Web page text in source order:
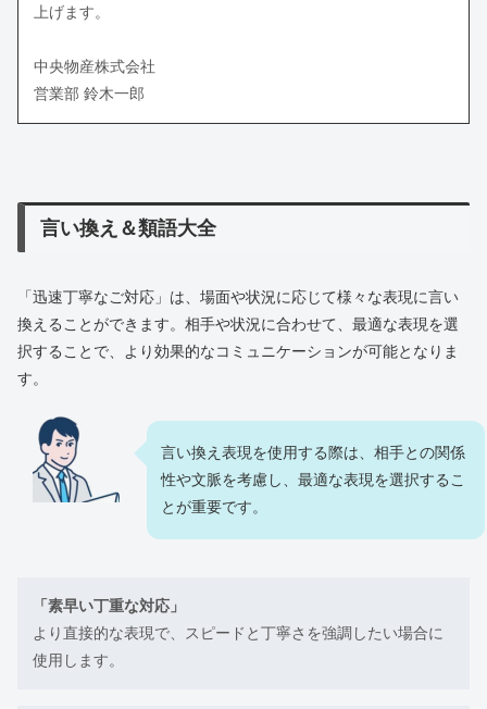
上げます。
中央物産株式会社
営業部 鈴木一郎
言い換え＆類語大全
「迅速丁寧なご対応」は、場面や状況に応じて様々な表現に言い
換えることができます。相手や状況に合わせて、最適な表現を選
択することで、より効果的なコミュニケーションが可能となりま
す。
言い換え表現を使用する際は、相手との関係
性や文脈を考慮し、最適な表現を選択するこ
とが重要です。
「素早い丁重な対応」
より直接的な表現で、スピードと丁寧さを強調したい場合に
使用します。